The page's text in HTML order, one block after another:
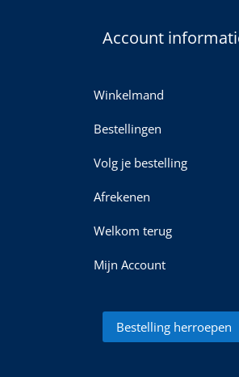
Account
Winkelmand
Bestellingen
Volg je bestelling
Afrekenen
Welkom terug
Mijn Account
Bestelling herroepen